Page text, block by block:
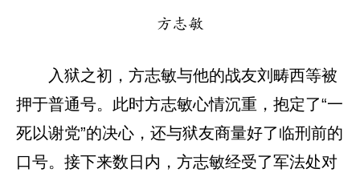
方志敏
入狱之初，方志敏与他的战友刘畴西等被
押于普通号。此时方志敏心情沉重，抱定了“一
死以谢党”的决心，还与狱友商量好了临刑前的
口号。接下来数日内，方志敏经受了军法处对